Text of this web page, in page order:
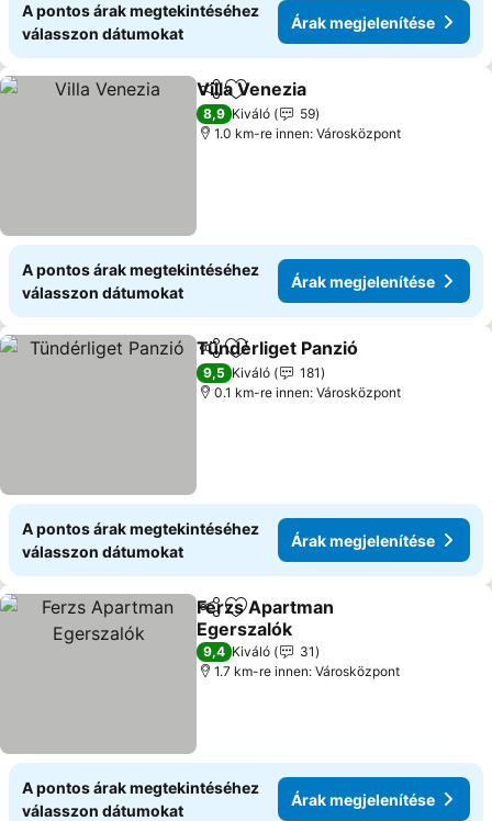
A pontos árak megtekintéséhez
válasszon dátumokat
Árak megjelenítése
Megosztás
Hozzáadás a kedvencekhez
Villa Venezia
8,9 Kiváló
59
1.0 km-re innen: Városközpont
A pontos árak megtekintéséhez
válasszon dátumokat
Árak megjelenítése
Megosztás
Hozzáadás a kedvencekhez
Tündérliget Panzió
9,5 Kiváló
181
0.1 km-re innen: Városközpont
A pontos árak megtekintéséhez
válasszon dátumokat
Árak megjelenítése
Megosztás
Hozzáadás a kedvencekhez
Ferzs Apartman
Egerszalók
9,4 Kiváló
31
1.7 km-re innen: Városközpont
A pontos árak megtekintéséhez
válasszon dátumokat
Árak megjelenítése